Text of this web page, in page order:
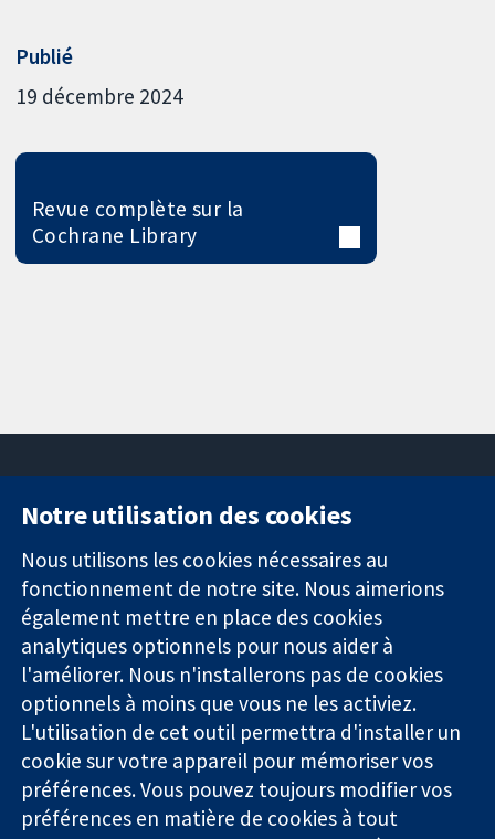
Publié
19 décembre 2024
Revue complète sur la
Cochrane Library
Des données
probantes.
Des décisions
éclairées.
Une meilleure
santé.
11-13 Cavendish
Square
Londres
W1G0AN
Royaume-Uni
nous
Actualités
Service de
presse
Qui sommes-
nous
Offres
d'emploi
Library
Notre utilisation des cookies
Nous utilisons les cookies nécessaires au
fonctionnement de notre site. Nous aimerions
également mettre en place des cookies
analytiques optionnels pour nous aider à
l'améliorer. Nous n'installerons pas de cookies
optionnels à moins que vous ne les activiez.
L'utilisation de cet outil permettra d'installer un
cookie sur votre appareil pour mémoriser vos
préférences. Vous pouvez toujours modifier vos
préférences en matière de cookies à tout